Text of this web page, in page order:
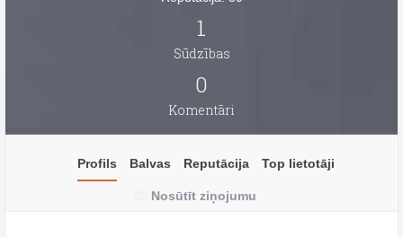
1
Sūdzības
0
Komentāri
Profils Balvas Reputācija Top lietotāji
Nosūtīt ziņojumu